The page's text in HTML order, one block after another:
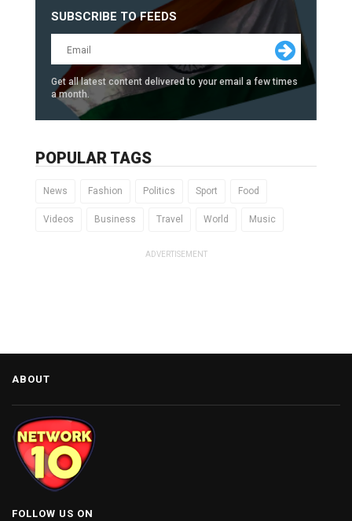
SUBSCRIBE TO FEEDS
Get all latest content delivered to your email a few times
a month.
POPULAR TAGS
News Fashion Politics Sport Food
Videos Business Travel World Music
ADVERTISEMENT
ABOUT
FOLLOW US ON